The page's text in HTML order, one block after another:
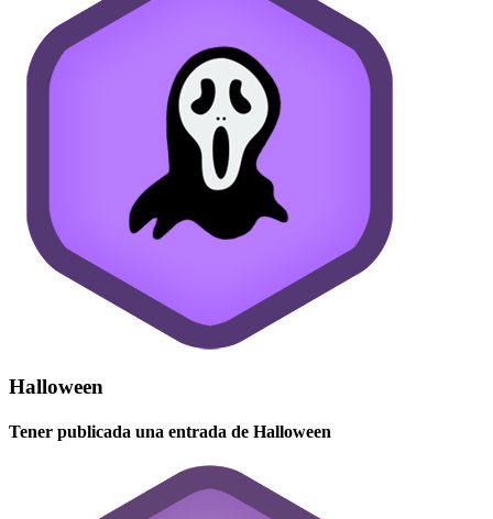
Halloween
Tener publicada una entrada de Halloween